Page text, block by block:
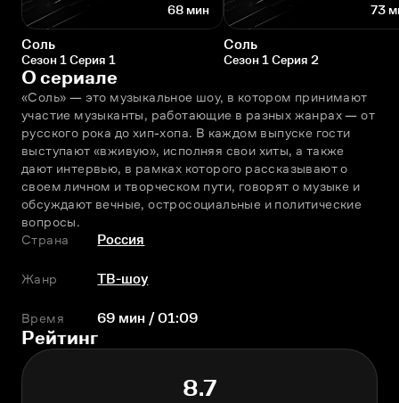
68 мин
Соль
Сезон 1 Серия 1
73
Соль
Сезон 1 Серия 2
О сериале
«Соль» — это музыкальное шоу, в котором принимают
участие музыканты, работающие в разных жанрах — от
русского рока до хип-хопа. В каждом выпуске гости
выступают «вживую», исполняя свои хиты, а также
дают интервью, в рамках которого рассказывают о
своем личном и творческом пути, говорят о музыке и
обсуждают вечные, остросоциальные и политические
вопросы.
Страна
Россия
Жанр ТВ-шоу
Время 69 мин / 01:09
Рейтинг
8.7